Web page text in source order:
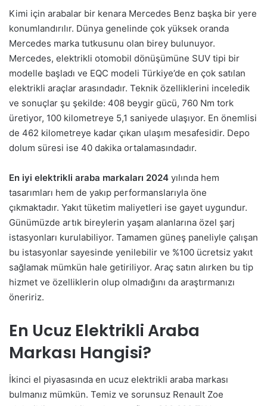
Kimi için arabalar bir kenara Mercedes Benz başka bir yere
konumlandırılır. Dünya genelinde çok yüksek oranda
Mercedes marka tutkusunu olan birey bulunuyor.
Mercedes, elektrikli otomobil dönüşümüne SUV tipi bir
modelle başladı ve EQC modeli Türkiye’de en çok satılan
elektrikli araçlar arasındadır. Teknik özelliklerini inceledik
ve sonuçlar şu şekilde: 408 beygir gücü, 760 Nm tork
üretiyor, 100 kilometreye 5,1 saniyede ulaşıyor. En önemlisi
de 462 kilometreye kadar çıkan ulaşım mesafesidir. Depo
dolum süresi ise 40 dakika ortalamasındadır.
En iyi elektrikli araba markaları 2024 yılında hem
tasarımları hem de yakıp performanslarıyla öne
çıkmaktadır. Yakıt tüketim maliyetleri ise gayet uygundur.
Günümüzde artık bireylerin yaşam alanlarına özel şarj
istasyonları kurulabiliyor. Tamamen güneş paneliyle çalışan
bu istasyonlar sayesinde yenilebilir ve %100 ücretsiz yakıt
sağlamak mümkün hale getiriliyor. Araç satın alırken bu tip
hizmet ve özelliklerin olup olmadığını da araştırmanızı
öneririz.
En Ucuz Elektrikli Araba
Markası Hangisi?
İkinci el piyasasında en ucuz elektrikli araba markası
bulmanız mümkün. Temiz ve sorunsuz Renault Zoe